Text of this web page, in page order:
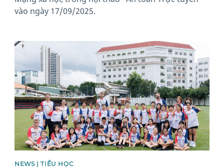
vào ngày 17/09/2025.
News image
NEWS | TIỂU HỌC